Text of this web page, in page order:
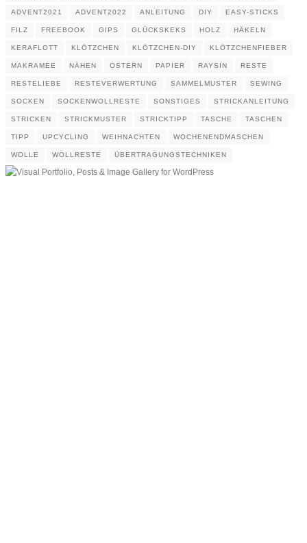
ADVENT2021 ADVENT2022 ANLEITUNG DIY EASY-STICKS
FILZ FREEBOOK GIPS GLÜCKSKEKS HOLZ HÄKELN
KERAFLOTT KLÖTZCHEN KLÖTZCHEN-DIY KLÖTZCHENFIEBER
MAKRAMEE NÄHEN OSTERN PAPIER RAYSIN RESTE
RESTELIEBE RESTEVERWERTUNG SAMMELMUSTER SEWING
SOCKEN SOCKENWOLLRESTE SONSTIGES STRICKANLEITUNG
STRICKEN STRICKMUSTER STRICKTIPP TASCHE TASCHEN
TIPP UPCYCLING WEIHNACHTEN WOCHENENDMASCHEN
WOLLE WOLLRESTE ÜBERTRAGUNGSTECHNIKEN